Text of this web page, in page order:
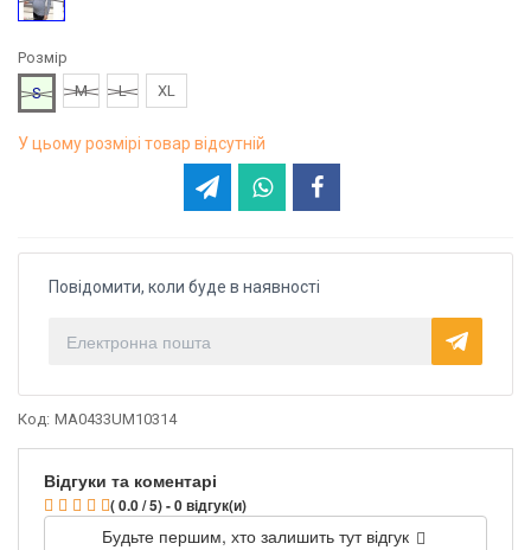
Розмір
S
M L XL
У цьому розмірі товар відсутній
Повідомити, коли буде в наявності
Код: MA0433UM10314
Відгуки та коментарі
( 0.0 / 5) - 0 відгук(и)
Будьте першим, хто залишить тут відгук